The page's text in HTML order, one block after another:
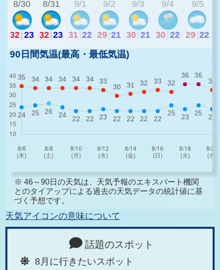
8/30
32|23
8/31
32|23
9/1
31 22
9/2
29 21
9/3
30 21
9/4
30 22
9/5
29 22
90日間気温(最高・最低気温)
※ 46～90日の天気は、天気予報のエキスパート機関
とのタイアップによる過去の天気データの統計値に基
づく予想です。
天気アイコンの意味について
話題のスポット
8月に行きたいスポット